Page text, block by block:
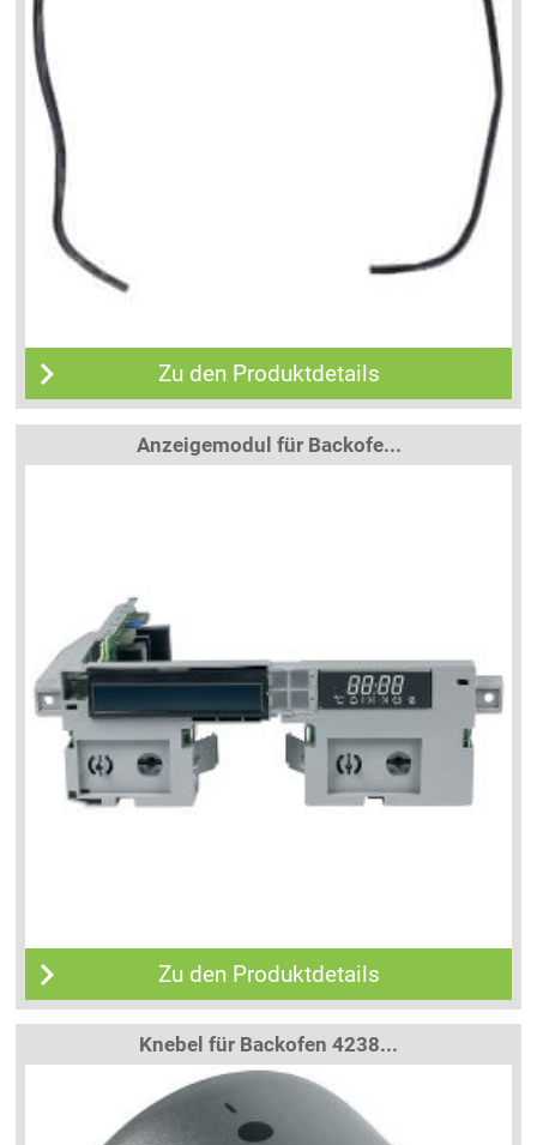
Zu den Produktdetails
Anzeigemodul für Backofe...
Zu den Produktdetails
Knebel für Backofen 4238...